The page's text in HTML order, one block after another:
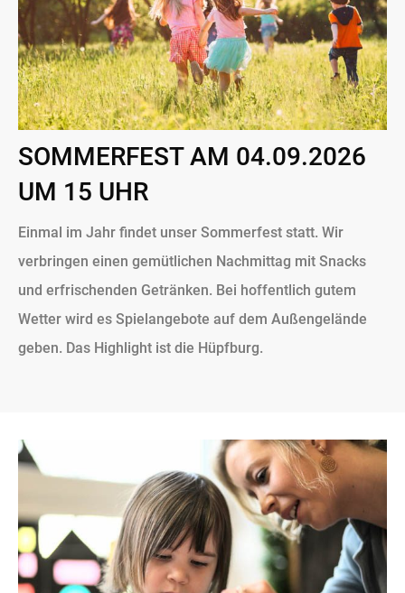
SOMMERFEST AM 04.09.2026
UM 15 UHR
Einmal im Jahr findet unser Sommerfest statt. Wir
verbringen einen gemütlichen Nachmittag mit Snacks
und erfrischenden Getränken. Bei hoffentlich gutem
Wetter wird es Spielangebote auf dem Außengelände
geben. Das Highlight ist die Hüpfburg.